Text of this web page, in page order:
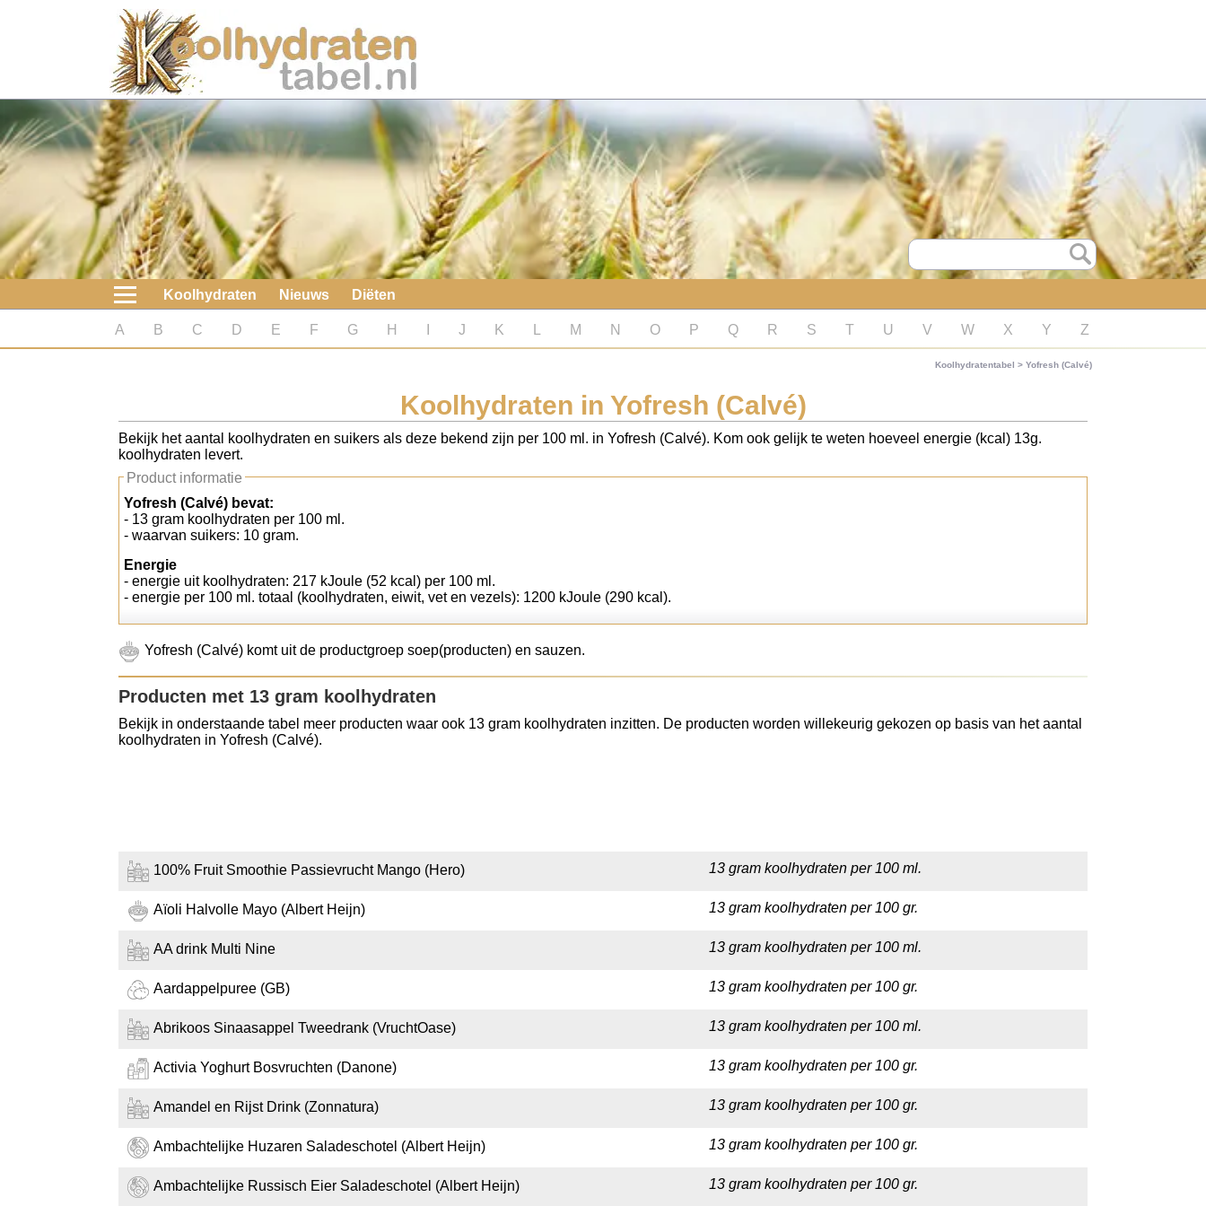
Koolhydraten
Nieuws
Koolhydraatarme diëten
Boeken
koolhydraatarme diëten
Diabetes test
Koolhydraten tellen
Koolhydraten Nieuws Diëten
A B C D E F G H J K M N O P Q R S T U V W X Y Z
Koolhydratentabel > Yofresh (Calvé)
Koolhydraten in Yofresh (Calvé)
Bekijk het aantal koolhydraten en suikers als deze bekend zijn per 100 ml. in Yofresh (Calvé). Kom ook gelijk te weten hoeveel energie (kcal) 13g.
koolhydraten levert.
Product informatie
Yofresh (Calvé) bevat:
- 13 gram koolhydraten per 100 ml.
- waarvan suikers: 10 gram.
Energie
- energie uit koolhydraten: 217 kJoule (52 kcal) per 100 ml.
- energie per 100 ml. totaal (koolhydraten, eiwit, vet en vezels): 1200 kJoule (290 kcal).
Yofresh (Calvé) komt uit de productgroep soep(producten) en sauzen.
Producten met 13 gram koolhydraten
Bekijk in onderstaande tabel meer producten waar ook 13 gram koolhydraten inzitten. De producten worden willekeurig gekozen op basis van het aantal
koolhydraten in Yofresh (Calvé).
100% Fruit Smoothie Passievrucht Mango (Hero) 13 gram koolhydraten per 100 ml.
Aïoli Halvolle Mayo (Albert Heijn) 13 gram koolhydraten per 100 gr.
AA drink Multi Nine 13 gram koolhydraten per 100 ml.
Aardappelpuree (GB) 13 gram koolhydraten per 100 gr.
Abrikoos Sinaasappel Tweedrank (VruchtOase) 13 gram koolhydraten per 100 ml.
Activia Yoghurt Bosvruchten (Danone) 13 gram koolhydraten per 100 gr.
Amandel en Rijst Drink (Zonnatura) 13 gram koolhydraten per 100 gr.
Ambachtelijke Huzaren Saladeschotel (Albert Heijn) 13 gram koolhydraten per 100 gr.
Ambachtelijke Russisch Eier Saladeschotel (Albert Heijn) 13 gram koolhydraten per 100 gr.